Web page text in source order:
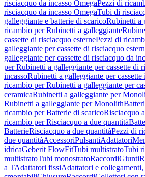
risciacquo da incasso OmegaPezzi di
risciacquo da incasso OmegaTubi di
galleggiante e batterie di scaricoRubinetti a
ricambio per Rubinetti a galleggiante
cassette di risciacquo esternePezzi di
galleggiante per cassette di risciacquo
galleggiante per cassette di risciacquo da
per Rubinetti a galleggiante per cassette di
incassoRubinetti a galleggiante per cassette
ricambio per Rubinetti a galleggiante per
ceramicaRubinetti a galleggiante per
Rubinetti a galleggiante per Monolith
ricambio per Batterie di scaricoRisciacquo
ricambio per Risciacquo a due quantità
BatterieRisciacquo a due quantitàPezzi di
due quantitàAccessoriPulsantiAdattatori
idricaGeberit FlowFitTubi multistratoTubi
multistratoTubi monostratoRaccordiGiunti
a TAdattatori fissiAdattatori e collegamenti,